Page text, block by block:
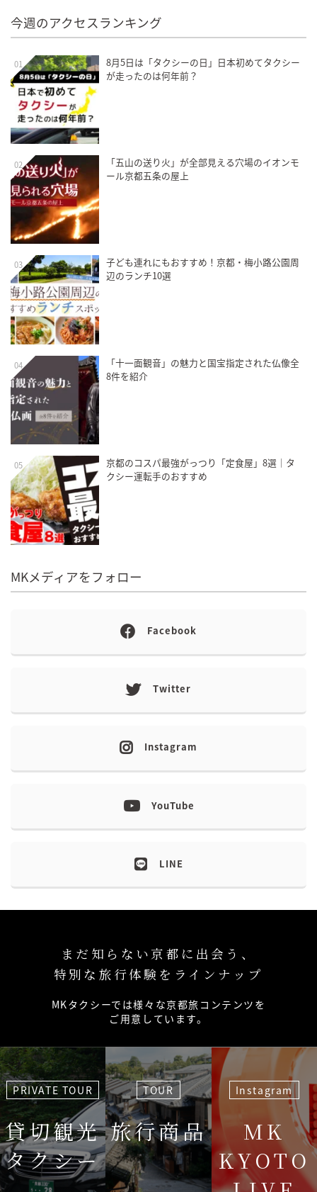
今週のアクセスランキング
01
8月5日は「タクシーの日」日本初めてタクシー
が走ったのは何年前？
02
「五山の送り火」が全部見える穴場のイオンモ
ール京都五条の屋上
03
子ども連れにもおすすめ！京都・梅小路公園周
辺のランチ10選
04
「十一面観音」の魅力と国宝指定された仏像全
8件を紹介
05
京都のコスパ最強がっつり「定食屋」8選｜タ
クシー運転手のおすすめ
MKメディアをフォロー
Facebook
Twitter
Instagram
YouTube
LINE
まだ知らない京都に出会う、
特別な旅行体験をラインナップ
MKタクシーでは様々な京都旅コンテンツを
ご用意しています。
PRIVATE TOUR
貸切観光
タクシー
TOUR
旅行商品
Instagram
MK
KYOTO